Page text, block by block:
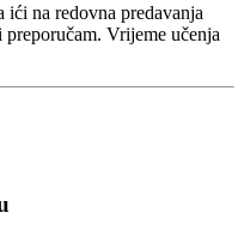
ići na redovna predavanja
Vrijeme učenja